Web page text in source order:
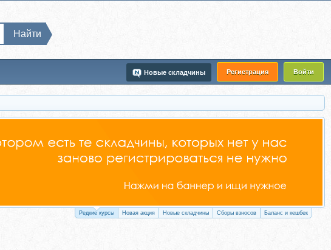
Регистрация Войти
Новые складчины
Найти
Редкие курсы Новая акция Новые складчины Сборы взносов Баланс и кешбек